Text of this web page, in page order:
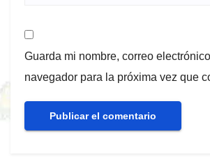
Guarda mi nombre, correo
navegador para la próxima vez que